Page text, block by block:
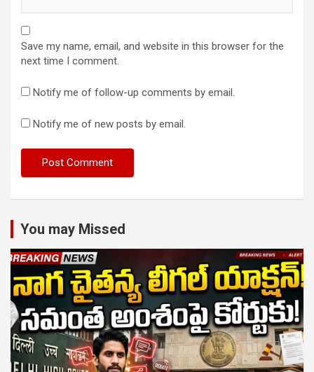
Save my name, email, and website in this browser for the
next time I comment.
Notify me of follow-up comments by email.
Notify me of new posts by email.
You may Missed